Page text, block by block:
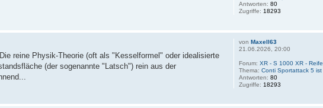
Antworten: 80
Zugriffe: 18293
reine Physik-Theorie (oft als "Kesselformel" oder idealisierte
(der sogenannte "Latsch") rein aus der
von Maxell63
21.06.2026, 20:00
Forum: XR - S 1000 XR -
Thema: Conti Sportattack 5 ist
Antworten: 80
Zugriffe: 18293